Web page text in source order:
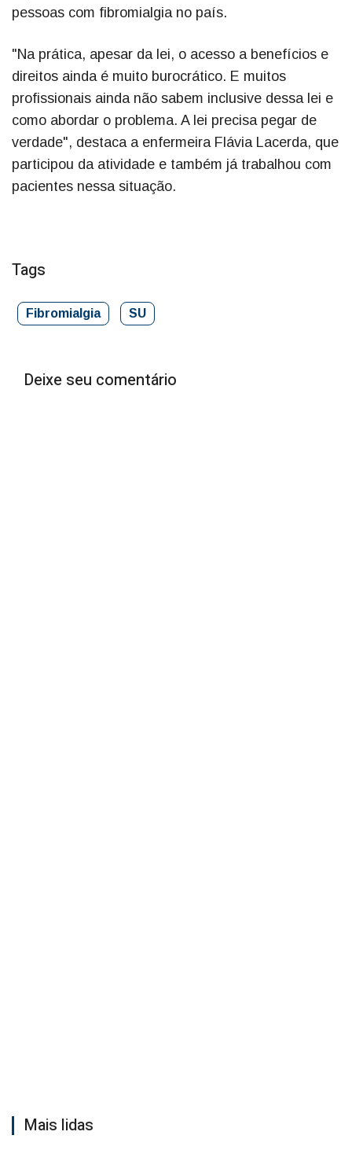
pessoas com fibromialgia no país.
"Na prática, apesar da lei, o acesso a benefícios e
direitos ainda é muito burocrático. E muitos
profissionais ainda não sabem inclusive dessa lei e
como abordar o problema. A lei precisa pegar de
verdade", destaca a enfermeira Flávia Lacerda, que
participou da atividade e também já trabalhou com
pacientes nessa situação.
Tags
Fibromialgia SU
Deixe seu comentário
Mais lidas